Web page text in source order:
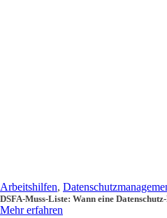
Arbeitshilfen,
DSFA-Muss-Liste: Wann eine
Mehr erfahren